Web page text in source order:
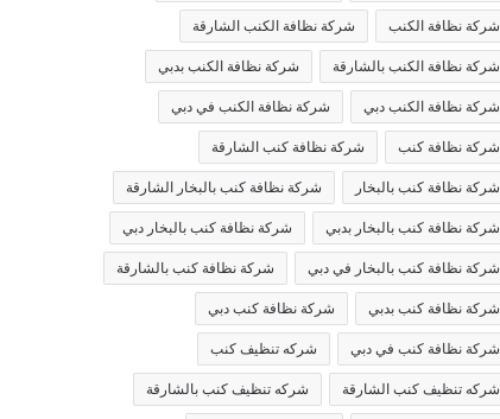
شركة نظافة الكنب شركة نظافة الكنب الشارقة
شركة نظافة الكنب بالشارقة شركة نظافة الكنب بدبي
شركة نظافة الكنب دبي شركة نظافة الكنب في دبي
شركة نظافة كنب شركة نظافة كنب الشارقة
شركة نظافة كنب بالبخار شركة نظافة كنب بالبخار الشارقة
شركة نظافة كنب بالبخار بدبي شركة نظافة كنب بالبخار دبي
شركة نظافة كنب بالبخار في دبي شركة نظافة كنب بالشارقة
شركة نظافة كنب بدبي شركة نظافة كنب دبي
شركة نظافة كنب في دبي شركه تنظيف كنب
شركه تنظيف كنب الشارقة شركه تنظيف كنب بالشارقة